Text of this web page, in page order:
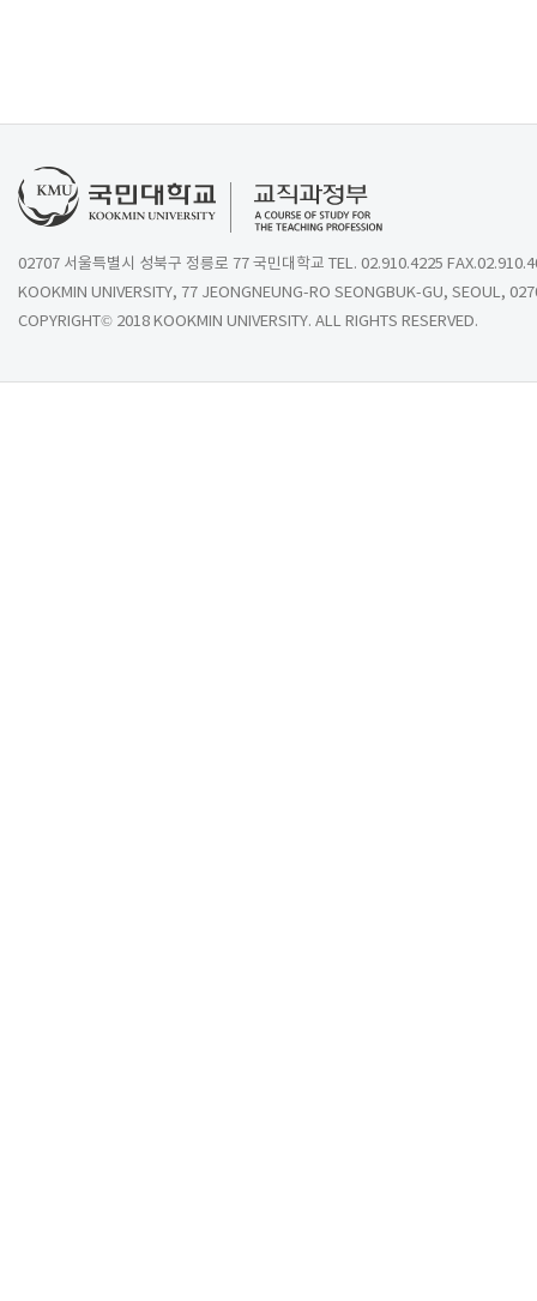
02707 서울특별시 성북구 정릉로 77 국민대학교 TEL. 02.910.4225
KOOKMIN UNIVERSITY, 77 JEONGNEUNG-RO SEONGBUK-GU, SEOUL,
COPYRIGHT© 2018 KOOKMIN UNIVERSITY. ALL RIGHTS RESERVED.